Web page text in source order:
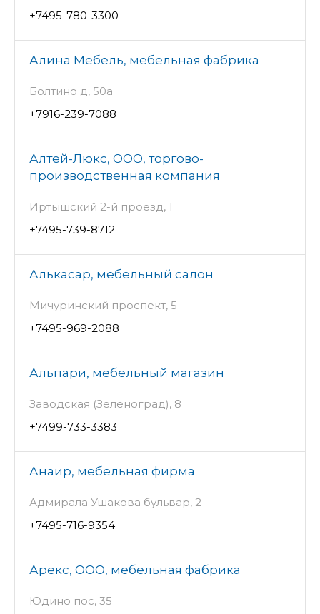
+7495-780-3300
Алина Мебель, мебельная фабрика
Болтино д, 50а
+7916-239-7088
Алтей-Люкс, ООО, торгово-
производственная компания
Иртышский 2-й проезд, 1
+7495-739-8712
Алькасар, мебельный салон
Мичуринский проспект, 5
+7495-969-2088
Альпари, мебельный магазин
Заводская (Зеленоград), 8
+7499-733-3383
Анаир, мебельная фирма
Адмирала Ушакова бульвар, 2
+7495-716-9354
Арекс, ООО, мебельная фабрика
Юдино пос, 35